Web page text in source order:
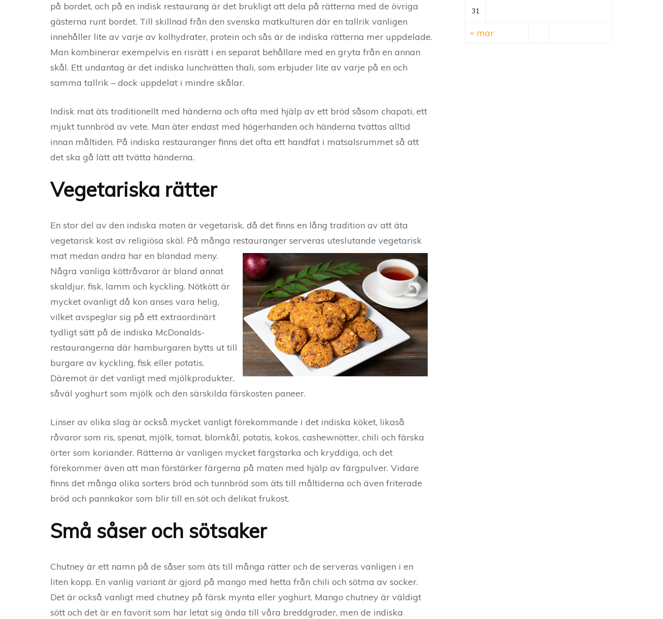
på bordet, och på en indisk restaurang är det brukligt att dela på rätterna med de övriga
gästerna runt bordet. Till skillnad från den svenska matkulturen där en tallrik vanligen
innehåller lite av varje av kolhydrater, protein och sås är de indiska rätterna mer uppdelade.
Man kombinerar exempelvis en risrätt i en separat behållare med en gryta från en annan
skål. Ett undantag är det indiska lunchrätten thali, som erbjuder lite av varje på en och
samma tallrik – dock uppdelat i mindre skålar.
Indisk mat äts traditionellt med händerna och ofta med hjälp av ett bröd såsom chapati, ett
mjukt tunnbröd av vete. Man äter endast med högerhanden och händerna tvättas alltid
innan måltiden. På indiska restauranger finns det ofta ett handfat i matsalsrummet så att
det ska gå lätt att tvätta händerna.
Vegetariska rätter
En stor del av den indiska maten är vegetarisk, då det finns en lång tradition av att äta
vegetarisk kost av religiösa skäl. På många restauranger serveras uteslutande vegetarisk
mat medan andra har en blandad meny.
Några vanliga köttråvaror är bland annat
skaldjur, fisk, lamm och kyckling. Nötkött är
mycket ovanligt då kon anses vara helig,
vilket avspeglar sig på ett extraordinärt
tydligt sätt på de indiska McDonalds-
restaurangerna där hamburgaren bytts ut till
burgare av kyckling, fisk eller potatis.
Däremot är det vanligt med mjölkprodukter,
såväl yoghurt som mjölk och den särskilda färskosten paneer.
Linser av olika slag är också mycket vanligt förekommande i det indiska köket, likaså
råvaror som ris, spenat, mjölk, tomat, blomkål, potatis, kokos, cashewnötter, chili och färska
örter som koriander. Rätterna är vanligen mycket färgstarka och kryddiga, och det
förekommer även att man förstärker färgerna på maten med hjälp av färgpulver. Vidare
finns det många olika sorters bröd och tunnbröd som äts till måltiderna och även friterade
bröd och pannkakor som blir till en söt och delikat frukost.
Små såser och sötsaker
Chutney är ett namn på de såser som äts till många rätter och de serveras vanligen i en
liten kopp. En vanlig variant är gjord på mango med hetta från chili och sötma av socker.
Det är också vanligt med chutney på färsk mynta eller yoghurt. Mango chutney är väldigt
sött och det är en favorit som har letat sig ända till våra breddgrader, men de indiska
31
« mar